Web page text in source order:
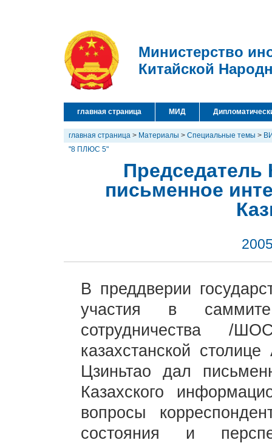
Министерство
Китайской
главная страница МИД
главная страница > Материалы > Специальные темы >
"8 ПЛЮС 5"
Председатель
письменное
В преддверии
участия в саммите
сотрудничества /
казахстанской
Цзиньтао дал
Казахского
вопросы
состояния и